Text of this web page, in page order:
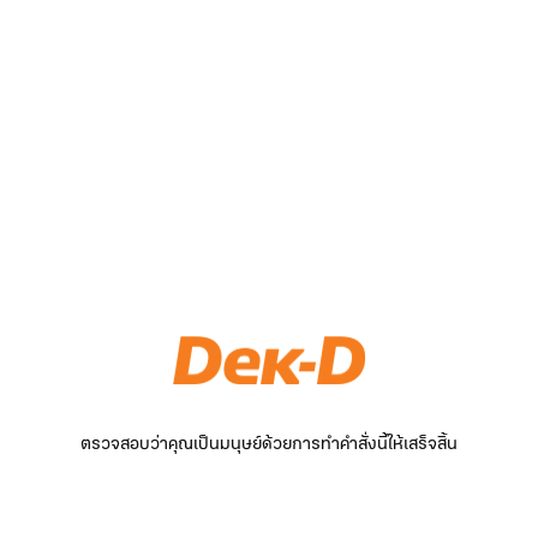
ตรวจสอบว่าคุณเป็นมนุษย์ด้วยการทำคำสั่งนี้ให้เสร็จสิ้น